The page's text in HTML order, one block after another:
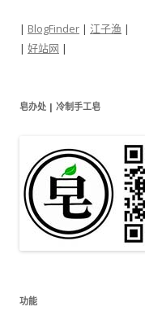
| BlogFinder | 江子渔 |
| 好站网 |
皂办处 | 冷制手工皂
功能